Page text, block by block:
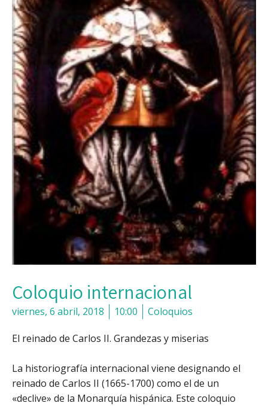
Coloquio internacional
viernes, 6 abril, 2018 10:00 Coloquios
El reinado de Carlos II. Grandezas y miserias
La historiografía internacional viene designando el
reinado de Carlos II (1665-1700) como el de un
«declive» de la Monarquía hispánica. Este coloquio